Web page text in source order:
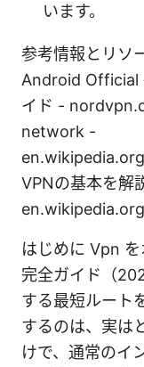
います。
参考情報とリソ
Android Official
イド -
network -
VPNの基本を解
はじめに Vpn
完全ガイド（
する最短ルート
するのは、実は
けで、通常のイ